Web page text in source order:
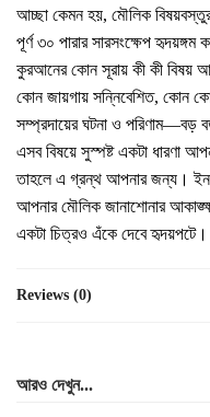
আচ্ছা কেমন হয়, মৌলিক
পূর্ণ ৩০ পারার সারসংক্ষেপ হৃদয়ঙ্গম
কুরআনের কোন সূরায় কী কী বিষয়
কোন জায়গায় সন্নিবেশিত, কোন
সম্প্রদায়ের ঘটনা ও পরিণাম—বড়
এসব বিষয়ে সুস্পষ্ট একটা ধারণা
তাহলে এ গ্রন্থ আপনার জন্য।
আপনার মৌলিক জানাশোনার
একটা চিত্রও এঁকে দেবে হৃদয়পটে।
Reviews (0)
আরও দেখুন...